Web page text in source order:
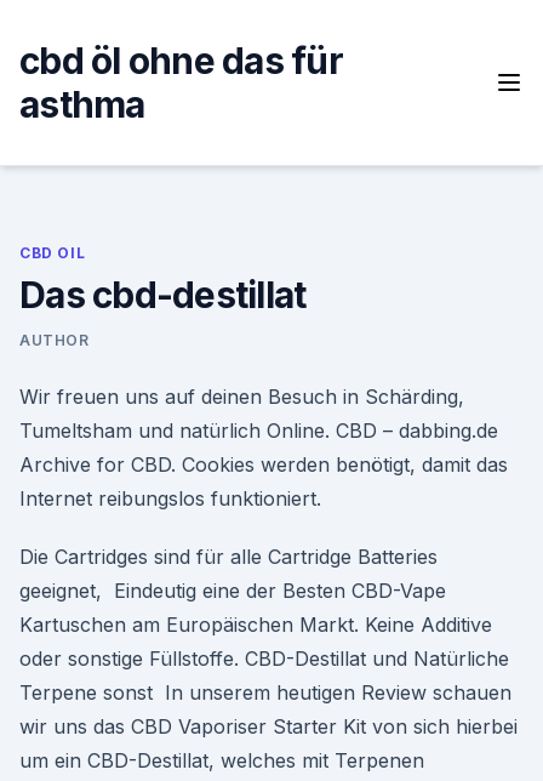
content
cbd öl ohne das für
asthma
CBD OIL
Das cbd-destillat
AUTHOR
Wir freuen uns auf deinen Besuch in Schärding,
Tumeltsham und natürlich Online.⁣⁣ CBD – dabbing.de
Archive for CBD. Cookies werden benötigt, damit das
Internet reibungslos funktioniert.
Die Cartridges sind für alle Cartridge Batteries
geeignet, Eindeutig eine der Besten CBD-Vape
Kartuschen am Europäischen Markt. Keine Additive
oder sonstige Füllstoffe. CBD-Destillat und Natürliche
Terpene sonst In unserem heutigen Review schauen
wir uns das CBD Vaporiser Starter Kit von sich hierbei
um ein CBD-Destillat, welches mit Terpenen